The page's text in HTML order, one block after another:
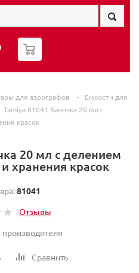
0
для аэрографов -
Емкости для
Tamiya 81041 Баночка 20 мл с
красок
20 мл с делением
хранения красок
81041
Отзывы
производителя
Сравнить